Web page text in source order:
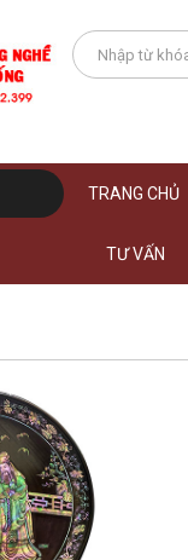
TRANG CHỦ
TƯ VẤN